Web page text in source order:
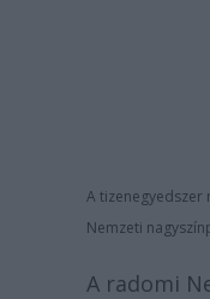
A tizenegyedszer
Nemzeti
A radomi